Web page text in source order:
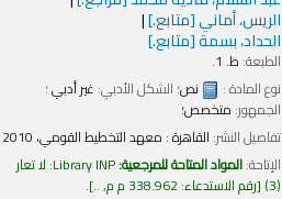
الريس، أماني[متابع.]
الحداد، بسمة[متابع.]
الطبعة:ط. 1.
نوع المادة :
نص؛ الشكل الأدبي:غير أدبي؛
الجمهور:متخصص؛
تفاصيل النشر:القاهرة :معهد التخطيط القومي،2010
الإتاحة:المواد المتاحة للمرجعية:Library INP: لا تعار
رقم الاستدعاء:338.962 م م, .. .